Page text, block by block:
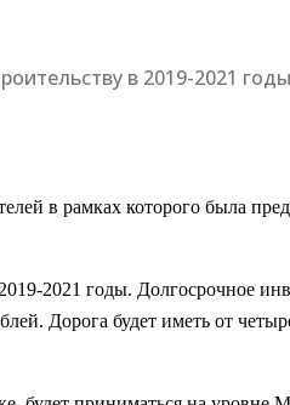
в 2019-2021
в рамках которого была
2021 годы. Долгосрочное
Дорога будет иметь от